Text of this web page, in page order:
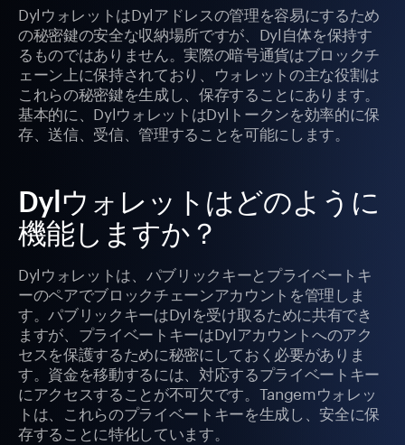
DylウォレットはDylアドレスの管理を容易にするため
の秘密鍵の安全な収納場所ですが、Dyl自体を保持す
るものではありません。実際の暗号通貨はブロックチ
ェーン上に保持されており、ウォレットの主な役割は
これらの秘密鍵を生成し、保存することにあります。
基本的に、DylウォレットはDylトークンを効率的に保
存、送信、受信、管理することを可能にします。
Dylウォレットはどのように
機能しますか？
Dylウォレットは、パブリックキーとプライベートキ
ーのペアでブロックチェーンアカウントを管理しま
す。パブリックキーはDylを受け取るために共有でき
ますが、プライベートキーはDylアカウントへのアク
セスを保護するために秘密にしておく必要がありま
す。資金を移動するには、対応するプライベートキー
にアクセスすることが不可欠です。Tangemウォレッ
トは、これらのプライベートキーを生成し、安全に保
存することに特化しています。